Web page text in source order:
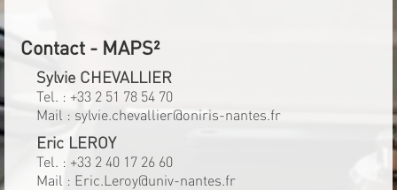
Contact - MAPS²
Sylvie CHEVALLIER
Tel. : +33 2 51 78 54 70
Mail : sylvie.chevallier@oniris-nantes.fr
Eric LEROY
Tel. : +33 2 40 17 26 60
Mail : Eric.Leroy@univ-nantes.fr